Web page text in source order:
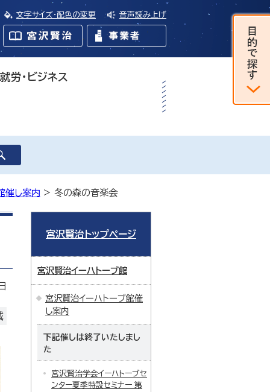
文字サイズ・配色の変更 音声読み上げ
労・ビジネス
催し案内 > 冬の森の音楽会
宮沢賢治トップページ
宮沢賢治イーハトーブ館
宮沢賢治イーハトーブ館催
し案内
下記催しは終了いたしまし
た
宮沢賢治学会イーハトーブセ
ンター夏季特設セミナー 第